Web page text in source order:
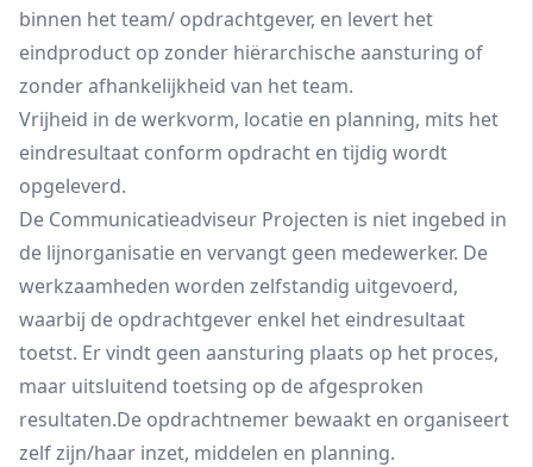
binnen het team/ opdrachtgever, en levert het
eindproduct op zonder hiërarchische aansturing of
zonder afhankelijkheid van het team.
Vrijheid in de werkvorm, locatie en planning, mits het
eindresultaat conform opdracht en tijdig wordt
opgeleverd.
De Communicatieadviseur Projecten is niet ingebed in
de lijnorganisatie en vervangt geen medewerker. De
werkzaamheden worden zelfstandig uitgevoerd,
waarbij de opdrachtgever enkel het eindresultaat
toetst. Er vindt geen aansturing plaats op het proces,
maar uitsluitend toetsing op de afgesproken
resultaten.De opdrachtnemer bewaakt en organiseert
zelf zijn/haar inzet, middelen en planning.